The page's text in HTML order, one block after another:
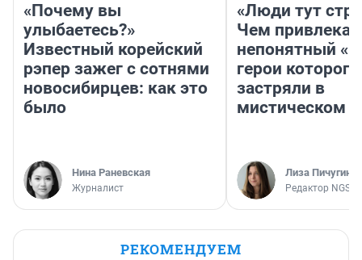
«Почему вы
улыбаетесь?»
Известный корейский
рэпер зажег с сотнями
новосибирцев: как это
было
Нина Раневская
Журналист
«Люди тут
Чем
непонятный
герои которого
застряли в
мистическом
Лиза Пичугина
Редактор
РЕКОМЕНДУЕМ